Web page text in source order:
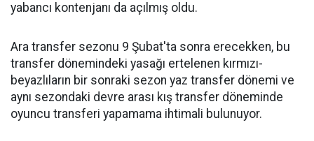
yabancı kontenjanı da açılmış oldu.
Ara transfer sezonu 9 Şubat'ta sonra erecekken, bu
transfer dönemindeki yasağı ertelenen kırmızı-
beyazlıların bir sonraki sezon yaz transfer dönemi ve
aynı sezondaki devre arası kış transfer döneminde
oyuncu transferi yapamama ihtimali bulunuyor.